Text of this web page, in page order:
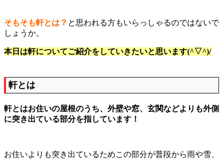
そもそも軒とは？ と思われる方もいらっしゃるのではないで
しょうか。
本日は軒についてご紹介をしていきたいと思います(^▽^)/
軒とは
軒とはお住いの屋根のうち、外壁や窓、玄関などよりも外側
に突き出ている部分を指しています！
お住いよりも突き出ているためこの部分が普段から雨や雪、